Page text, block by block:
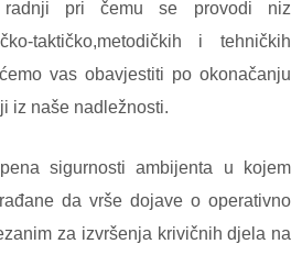
radnji pri čemu se provodi niz
taktičko,metodičkih i tehničkih
vas obavjestiti po okonačanju
iz naše nadležnosti.
sigurnosti ambijenta u kojem
da vrše dojave o operativno
za izvršenja krivičnih djela na